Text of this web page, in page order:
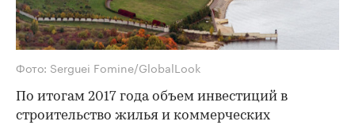
Фото: Serguei Fomine/GlobalLook
По итогам 2017 года объем инвестиций в
строительство жилья и коммерческих